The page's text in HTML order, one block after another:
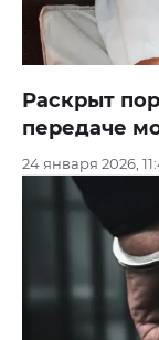
Раскрыт
передаче
24 января 2026,